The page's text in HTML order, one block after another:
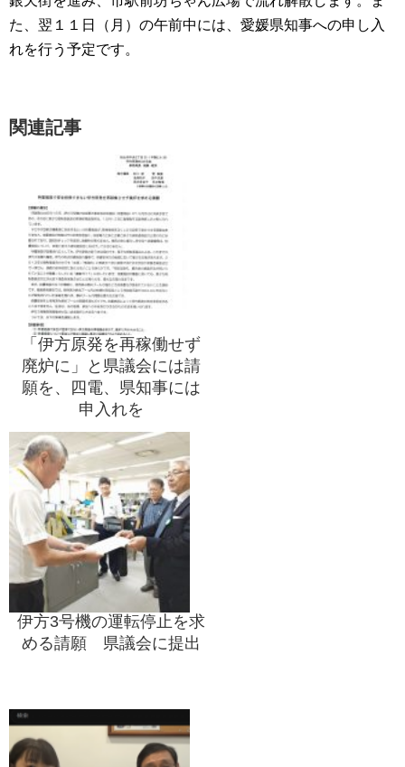
た、翌１１日（月）の午前中には、愛媛県知事への申し入
れを行う予定です。
関連記事
「伊方原発を再稼働せず
廃炉に」と県議会には請
願を、四電、県知事には
申入れを
伊方3号機の運転停止を求
める請願 県議会に提出